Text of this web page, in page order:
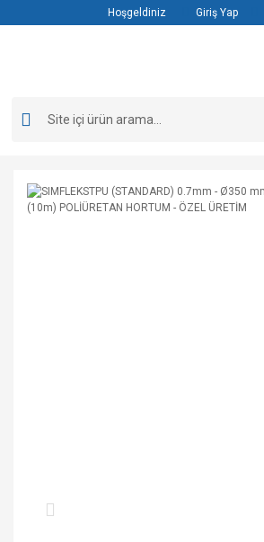
Hoşgeldiniz Giriş Yap